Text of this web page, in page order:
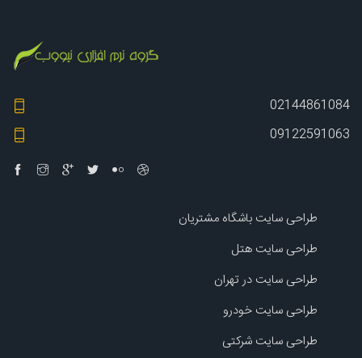
02144861084
09122591063
طراحی سایت باشگاه مشتریان
طراحی سایت هتل
طراحی سایت در تهران
طراحی سایت خودرو
طراحی سایت شرکتی